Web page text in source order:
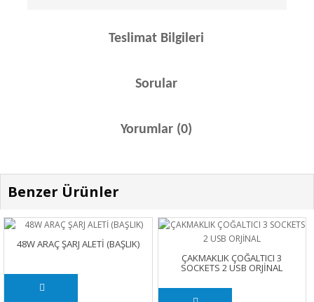
Teslimat Bilgileri
Sorular
Yorumlar (0)
Benzer Ürünler
48W ARAÇ ŞARJ ALETİ (BAŞLIK)
ÇAKMAKLIK ÇOĞALTICI 3
SOCKETS 2 USB ORJİNAL